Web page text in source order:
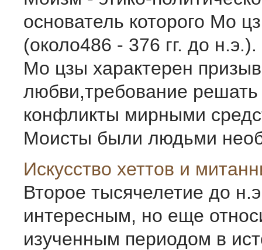
основатель которого Мо
(около486 - 376 гг. до
Мо цзы характерен
любви,требование решать
конфликты мирными
Моисты были людьми
Искусство хеттов и
Второе тысячелетие до
интересным, но еще
изученным периодом в